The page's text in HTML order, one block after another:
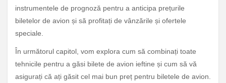
instrumentele de prognoză pentru a anticipa prețurile
biletelor de avion și să profitați de vânzările și ofertele
speciale.
În următorul capitol, vom explora cum să combinați toate
tehnicile pentru a găsi bilete de avion ieftine și cum să vă
asigurați că ați găsit cel mai bun preț pentru biletele de avion.